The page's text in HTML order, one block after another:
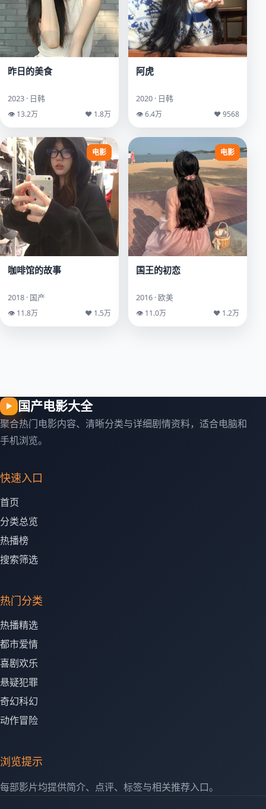
昨日的美食
2023 · 日韩
👁 13.2万 ♥ 1.8万
阿虎
2020 · 日韩
👁 6.4万 ♥ 9568
电影
咖啡馆的故事
2018 · 国产
👁 11.8万 ♥ 1.5万
电影
国王的初恋
2016 · 欧美
👁 11.0万 ♥ 1.2万
▶ 国产电影大全
聚合热门电影内容、清晰分类与详细剧情资料，适合电脑和
手机浏览。
快速入口
首页
分类总览
热播榜
搜索筛选
热门分类
热播精选
都市爱情
喜剧欢乐
悬疑犯罪
奇幻科幻
动作冒险
浏览提示
每部影片均提供简介、点评、标签与相关推荐入口。